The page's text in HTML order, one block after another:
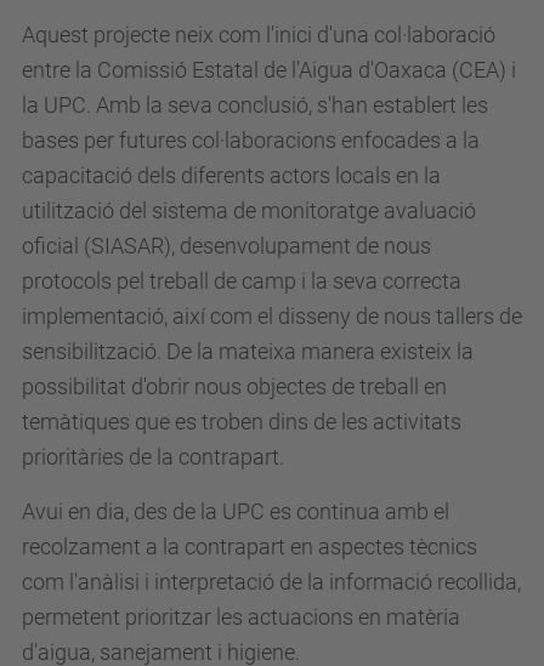
Aquest projecte neix com l'inici d'una col·laboració
entre la Comissió Estatal de l'Aigua d'Oaxaca (CEA) i
la UPC. Amb la seva conclusió, s'han establert les
bases per futures col·laboracions enfocades a la
capacitació dels diferents actors locals en la
utilització del sistema de monitoratge avaluació
oficial (SIASAR), desenvolupament de nous
protocols pel treball de camp i la seva correcta
implementació, així com el disseny de nous tallers de
sensibilització. De la mateixa manera existeix la
possibilitat d'obrir nous objectes de treball en
temàtiques que es troben dins de les activitats
prioritàries de la contrapart.
Avui en dia, des de la UPC es continua amb el
recolzament a la contrapart en aspectes tècnics
com l'anàlisi i interpretació de la informació recollida,
permetent prioritzar les actuacions en matèria
d'aigua, sanejament i higiene.